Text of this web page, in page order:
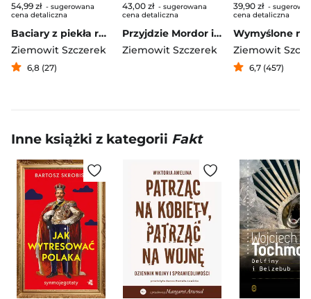
54,99 zł - sugerowana
cena detaliczna
Baciary z piekła rodem
Ziemowit Szczerek
6,8 (27)
43,00 zł - sugerowana
cena detaliczna
Przyjdzie Mordor i nas zje wyd. 2
Ziemowit Szczerek
39,90 zł -
cena detaliczna
Ziemowit
6,7 (457)
Inne książki z kategorii Fakt